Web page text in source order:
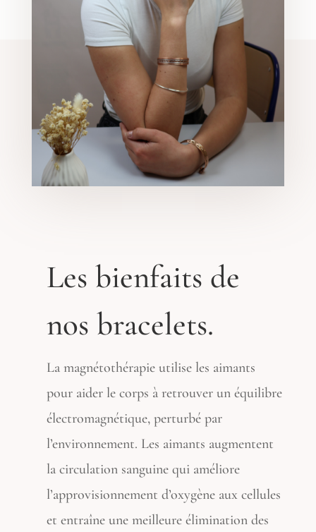
Les bienfaits de
nos bracelets.
La magnétothérapie utilise les aimants
pour aider le corps à retrouver un équilibre
électromagnétique, perturbé par
l’environnement. Les aimants augmentent
la circulation sanguine qui améliore
l’approvisionnement d’oxygène aux cellules
et entraîne une meilleure élimination des